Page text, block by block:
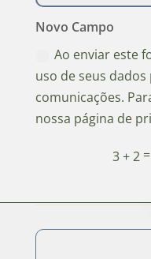
Novo Campo
Ao enviar este
uso de seus
comunicações.
nossa página de
3 + 2 =